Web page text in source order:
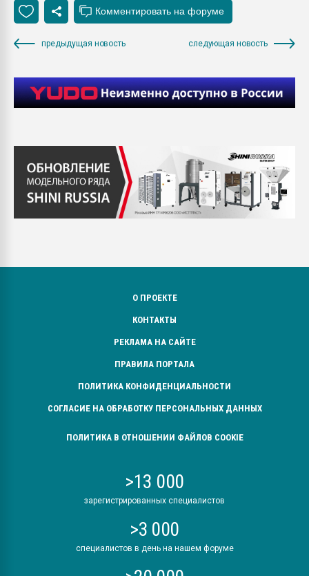
предыдущая новость следующая новость
О ПРОЕКТЕ
КОНТАКТЫ
РЕКЛАМА НА САЙТЕ
ПРАВИЛА ПОРТАЛА
ПОЛИТИКА КОНФИДЕНЦИАЛЬНОСТИ
СОГЛАСИЕ НА ОБРАБОТКУ ПЕРСОНАЛЬНЫХ ДАННЫХ
ПОЛИТИКА В ОТНОШЕНИИ ФАЙЛОВ COOKIE
>13 000
зарегистрированных специалистов
>3 000
специалистов в день на нашем форуме